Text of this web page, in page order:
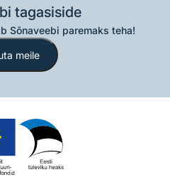
tagasiside
Sõnaveebi paremaks teha!
meile